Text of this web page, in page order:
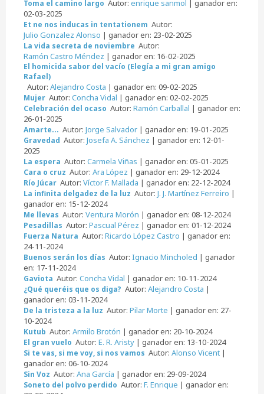
Toma el camino largo Autor: enrique sanmol | ganador en:
02-03-2025
Et ne nos inducas in tentationem Autor:
Julio Gonzalez Alonso | ganador en: 23-02-2025
La vida secreta de noviembre Autor:
Ramón Castro Méndez | ganador en: 16-02-2025
El homicida sabor del vacío (Elegía a mi gran amigo
Rafael)
Autor: Alejandro Costa | ganador en: 09-02-2025
Mujer Autor: Concha Vidal | ganador en: 02-02-2025
Celebración del ocaso Autor: Ramón Carballal | ganador en:
26-01-2025
Amarte... Autor: Jorge Salvador | ganador en: 19-01-2025
Gravedad Autor: Josefa A. Sánchez | ganador en: 12-01-
2025
La espera Autor: Carmela Viñas | ganador en: 05-01-2025
Cara o cruz Autor: Ara López | ganador en: 29-12-2024
Río Júcar Autor: Víctor F. Mallada | ganador en: 22-12-2024
La infinita delgadez de la luz Autor: J. J. Martínez Ferreiro |
ganador en: 15-12-2024
Me llevas Autor: Ventura Morón | ganador en: 08-12-2024
Pesadillas Autor: Pascual Pérez | ganador en: 01-12-2024
Fuerza Natura Autor: Ricardo López Castro | ganador en:
24-11-2024
Buenos serán los días Autor: Ignacio Mincholed | ganador
en: 17-11-2024
Gaviota Autor: Concha Vidal | ganador en: 10-11-2024
¿Qué queréis que os diga? Autor: Alejandro Costa |
ganador en: 03-11-2024
De la tristeza a la luz Autor: Pilar Morte | ganador en: 27-
10-2024
Kutub Autor: Armilo Brotón | ganador en: 20-10-2024
El gran vuelo Autor: E. R. Aristy | ganador en: 13-10-2024
Si te vas, si me voy, si nos vamos Autor: Alonso Vicent |
ganador en: 06-10-2024
Sin Voz Autor: Ana García | ganador en: 29-09-2024
Soneto del polvo perdido Autor: F. Enrique | ganador en: